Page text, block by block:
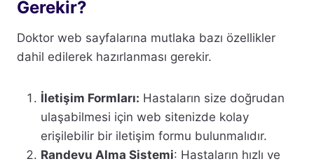
Gerekir?
Doktor web sayfalarına mutlaka bazı özellikler
dahil edilerek hazırlanması gerekir.
İletişim Formları: Hastaların size doğrudan
ulaşabilmesi için web sitenizde kolay
erişilebilir bir iletişim formu bulunmalıdır.
Randevu Alma Sistemi: Hastaların hızlı ve